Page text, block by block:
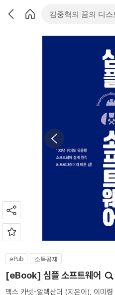
ePub 소득공제
[eBook] 심플 소프트웨어
맥스 카넷-알렉산더 (지은이), 이미령